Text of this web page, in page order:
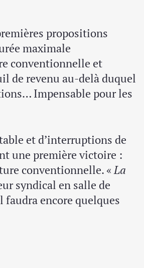
propositions
maximale
conventionnelle et
de revenu au-delà duquel
Impensable pour les
et d’interruptions de
une première victoire :
conventionnelle. « La
syndical en salle de
faudra encore quelques